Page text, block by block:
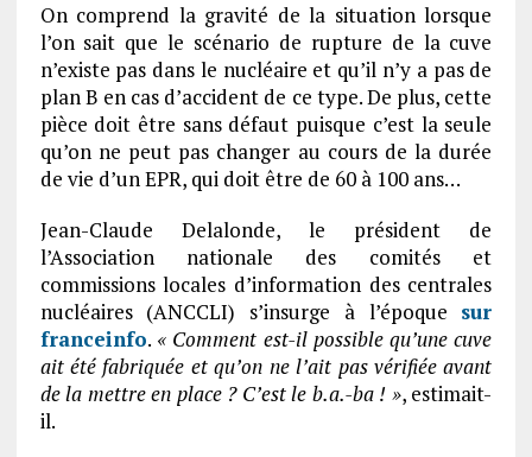
On comprend la gravité de la situation lorsque
l’on sait que le scénario de rupture de la cuve
n’existe pas dans le nucléaire et qu’il n’y a pas de
plan B en cas d’accident de ce type. De plus, cette
pièce doit être sans défaut puisque c’est la seule
qu’on ne peut pas changer au cours de la durée
de vie d’un EPR, qui doit être de 60 à 100 ans…
Jean-Claude Delalonde, le président de
l’Association nationale des comités et
commissions locales d’information des centrales
nucléaires (ANCCLI) s’insurge à l’époque sur
franceinfo. « Comment est-il possible qu’une cuve
ait été fabriquée et qu’on ne l’ait pas vérifiée avant
de la mettre en place ? C’est le b.a.-ba ! », estimait-
il.